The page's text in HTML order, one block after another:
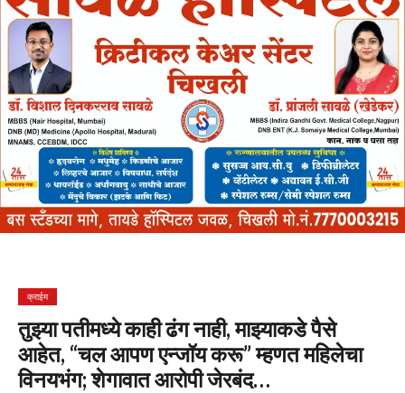
क्राईम
तुझ्या पतीमध्ये काही ढंग नाही, माझ्याकडे पैसे
आहेत, “चल आपण एन्जॉय करू” म्हणत महिलेचा
विनयभंग; शेगावात आरोपी जेरबंद…